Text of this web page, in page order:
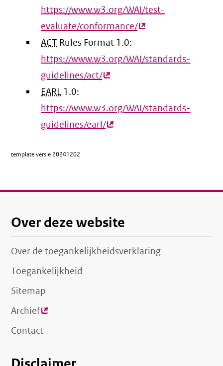
https://www.w3.org/WAI/test-
evaluate/conformance/(externe
ACT Rules Format 1.0:
https://www.w3.org/WAI/standards-
guidelines/act/(externe
EARL 1.0:
https://www.w3.org/WAI/standards-
guidelines/earl/(externe
template versie 20241202
Over deze website
Over de toegankelijkheidsverklaring
Toegankelijkheid
Sitemap
Archief(externe
link)
Contact